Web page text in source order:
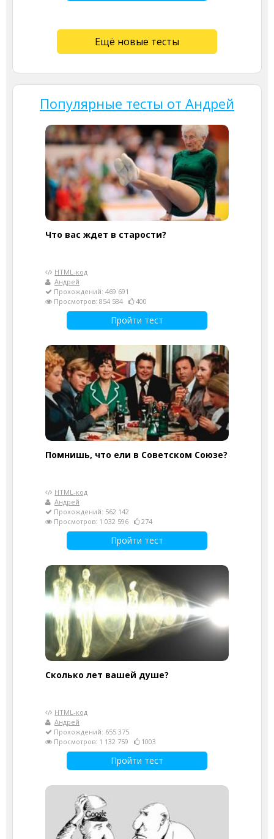
Ещё новые тесты
Популярные тесты от Андрей
Что вас ждет в старости?
HTML-код
Андрей
Прохождений: 469 691
Просмотров: 854 584
400
Пройти тест
Помнишь, что ели в Советском Союзе?
HTML-код
Андрей
Прохождений: 562 142
Просмотров: 1 032 596
274
Пройти тест
Cколько лет вашей душе?
HTML-код
Андрей
Прохождений: 655 375
Просмотров: 1 132 759
1003
Пройти тест